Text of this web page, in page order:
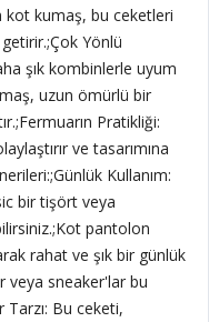
kot kumaş, bu ceketleri
Yönlü
şık kombinlerle uyum
uzun ömürlü bir
Pratikliği:
ve tasarımına
Kullanım:
bir tişört veya
pantolon
rahat ve şık bir günlük
veya sneaker'lar bu
Bu ceketi,